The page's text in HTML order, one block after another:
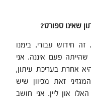
שאינו ספורט?
חידוש עבורי. בימנו
פעם איננה. אני
אחרת בעריכת עיתון,
זאת מכיוון שיש
און ליין. אני חושב